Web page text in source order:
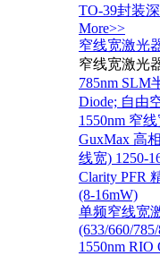
TO-39封装
More>>
窄线宽激光
窄线宽激光
785nm SLM
Diode; 自由
1550nm 窄
GuxMax 高
线宽) 1250-
Clarity PFR
(8-16mW)
单频窄线宽
(633/660/
1550nm